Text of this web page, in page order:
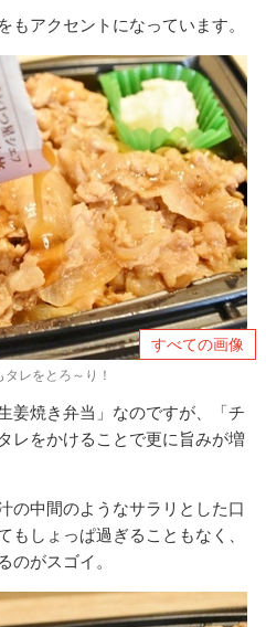
アクセントになっています。
すべての画像
レをとろ～り！
姜焼き弁当」なのですが、「チ
レをかけることで更に旨みが増
の中間のようなサラリとした口
しょっぱ過ぎることもなく、
のがスゴイ。